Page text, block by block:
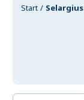
Start Selargius